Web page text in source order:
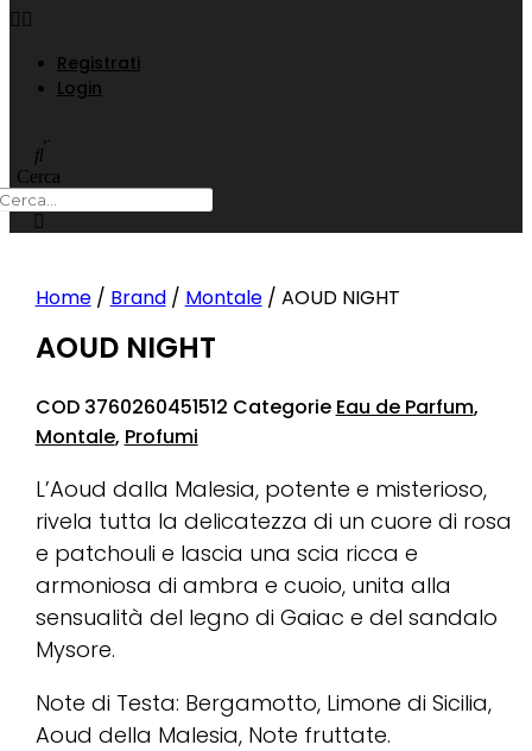
Registrati
Login
Cerca
Home/ Brand/ Montale/ AOUD NIGHT
AOUD NIGHT
COD 3760260451512 Categorie Eau de Parfum,
Montale, Profumi
L’Aoud dalla Malesia, potente e misterioso,
rivela tutta la delicatezza di un cuore di rosa
e patchouli e lascia una scia ricca e
armoniosa di ambra e cuoio, unita alla
sensualità del legno di Gaiac e del sandalo
Mysore.
Note di Testa: Bergamotto, Limone di Sicilia,
Aoud della Malesia, Note fruttate.